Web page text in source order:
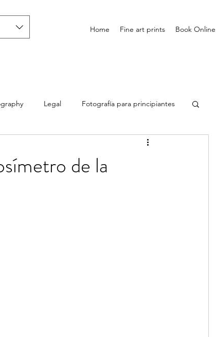
Home Fine art prints Book Online
Legal Fotografía para principiantes
de la